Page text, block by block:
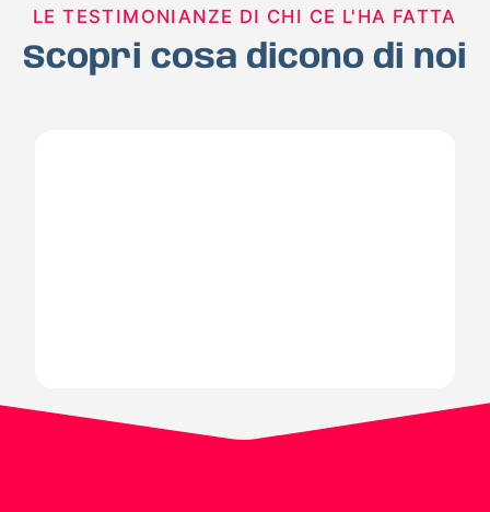
LE TESTIMONIANZE DI CHI CE L'HA FATTA
Scopri cosa dicono di noi